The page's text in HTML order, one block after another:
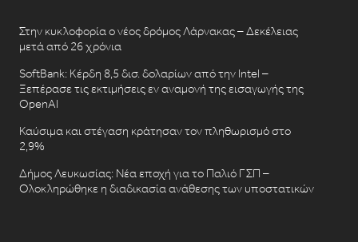
Στην κυκλοφορία ο νέος δρόμος Λάρνακας – Δεκέλειας
μετά από 26 χρόνια
SoftBank: Κέρδη 8,5 δισ. δολαρίων από την Intel –
Ξεπέρασε τις εκτιμήσεις εν αναμονή της εισαγωγής της
OpenAI
Καύσιμα και στέγαση κράτησαν τον πληθωρισμό στο
2,9%
Δήμος Λευκωσίας: Νέα εποχή για το Παλιό ΓΣΠ –
Ολοκληρώθηκε η διαδικασία ανάθεσης των υποστατικών